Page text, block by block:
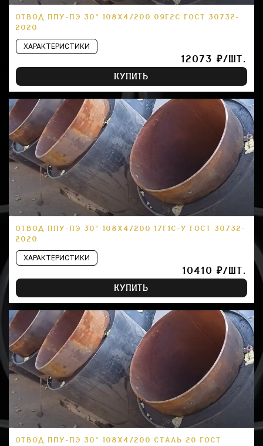
ОТВОД ППУ-ПЭ 30° 108Х4/200 09Г2С ГОСТ 30732-
2020
ХАРАКТЕРИСТИКИ
12073 ₽/ШТ.
КУПИТЬ
ОТВОД ППУ-ПЭ 30° 108Х4/200 17Г1С-У ГОСТ 30732-
2020
ХАРАКТЕРИСТИКИ
10410 ₽/ШТ.
КУПИТЬ
ОТВОД ППУ-ПЭ 30° 108Х4/200 СТАЛЬ 20 ГОСТ